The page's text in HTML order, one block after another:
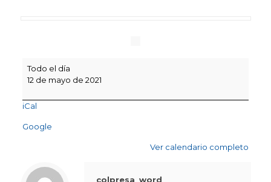
p.m.
Jornada
Talento
Todo el día
12 de mayo de 2021
iCal
Google
Ver calendario completo
colpresa_word